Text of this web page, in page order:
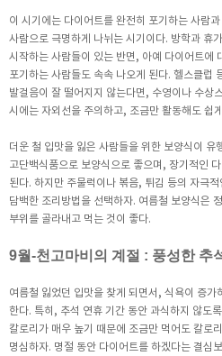
이 시기에는 다이어트를 완전히 포기하는 사람
사람으로 극명하게 나뉘는 시기이다. 방학과 휴
시작하는 사람들이 있는 반면, 아예 다이어트에
포기하는 사람들도 속속 나오게 된다. 헬스클럽
발걸음이 잘 떨어지지 않는다면, 수영이나 수상
시에는 자외선을 주의하고, 조금만 활동해도 쉽
더운 철 입맛을 잃은 사람들을 위한 보양식이 유
고단백식품으로 보양식으로 좋으며, 장기적인
된다. 하지만 주물럭이나 볶음, 튀김 등의 자극
담백한 조리방법을 선택하자. 여름철 보양식은
부위를 골라내고 먹는 것이 좋다.
9월-천고마비의 계절 : 풍성한 추
여름철 잃었던 입맛을 찾게 되면서, 식욕이 증
한다. 특히, 추석 연휴 기간 동안 과식하지 않도
칼로리가 매우 높기 때문에 조금만 먹어도 칼로
명심하자. 명절 동안 다이어트를 하겠다는 결심